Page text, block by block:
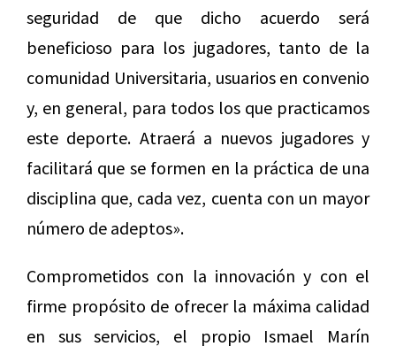
seguridad de que dicho acuerdo será
beneficioso para los jugadores, tanto de la
comunidad Universitaria, usuarios en convenio
y, en general, para todos los que practicamos
este deporte. Atraerá a nuevos jugadores y
facilitará que se formen en la práctica de una
disciplina que, cada vez, cuenta con un mayor
número de adeptos».
Comprometidos con la innovación y con el
firme propósito de ofrecer la máxima calidad
en sus servicios, el propio Ismael Marín